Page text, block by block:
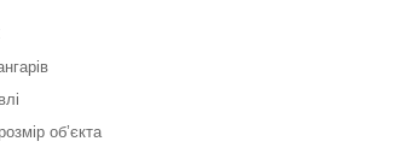
об’єкта